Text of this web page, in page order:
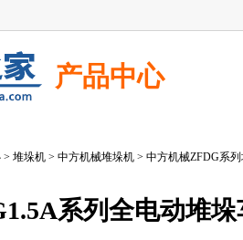
产品中心
> 堆垛机 > 中方机械堆垛机 > 中方机械ZFDG系
系列全电动堆